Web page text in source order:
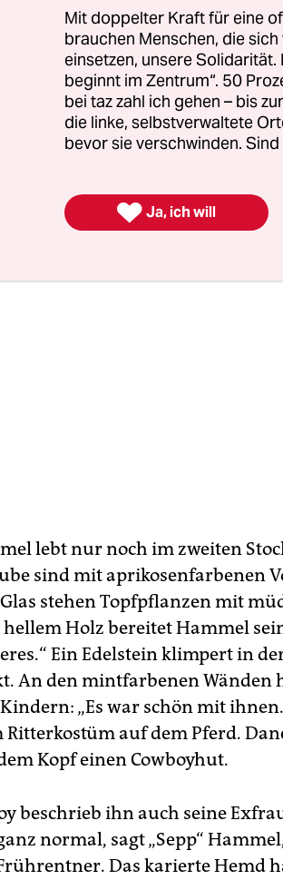
über dem Kopf
Baujahr 1900, im Ortskern.
Weltkrieg übernommen.
Es riecht nach Pferdemist.
Betonritzen hervor: darauf ein
Neben den Zaunpfählen
lebt nur noch im zweiten
sind mit aprikosenfarbenen
stehen Topfpflanzen mit
Holz bereitet Hammel
Ein Edelstein klimpert in
An den mintfarbenen Wänden
„Es war schön mit
auf dem Pferd.
Kopf einen Cowboyhut.
beschrieb ihn auch seine
normal, sagt „Sepp“
Das karierte Hemd
Mit doppelter Kraft für eine
brauchen Menschen, die
einsetzen, unsere
beginnt im Zentrum“. 50
bei taz zahl ich gehen – bis
die linke, selbstverwaltete
bevor sie verschwinden.
 Ja, ich will